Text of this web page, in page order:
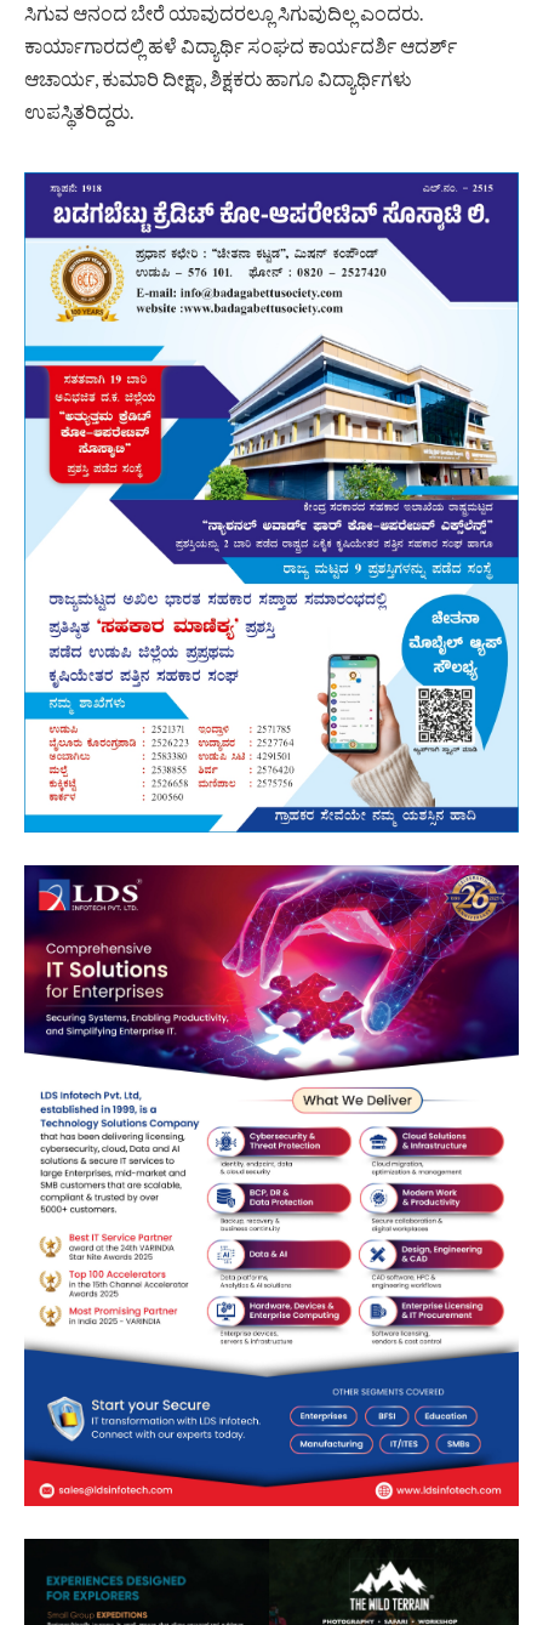
ಸಿಗುವ ಆನಂದ ಬೇರೆ ಯಾವುದರಲ್ಲೂ ಸಿಗುವುದಿಲ್ಲ ಎಂದರು.
ಕಾರ್ಯಾಗಾರದಲ್ಲಿ ಹಳೆ ವಿದ್ಯಾರ್ಥಿ ಸಂಘದ ಕಾರ್ಯದರ್ಶಿ ಆದರ್ಶ್
ಆಚಾರ್ಯ, ಕುಮಾರಿ ದೀಕ್ಷಾ, ಶಿಕ್ಷಕರು ಹಾಗೂ ವಿದ್ಯಾರ್ಥಿಗಳು
ಉಪಸ್ಥಿತರಿದ್ದರು.